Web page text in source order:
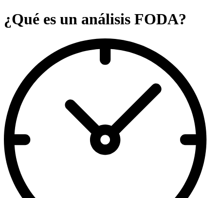
¿Qué es un análisis FODA?